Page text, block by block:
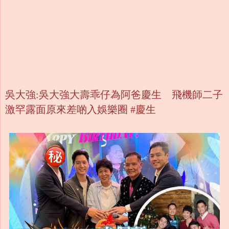
吳大強:吳大強大壽乖仔為阿爸慶生 飛機師二子
激罕露面原來差啲入娛樂圈 #慶生